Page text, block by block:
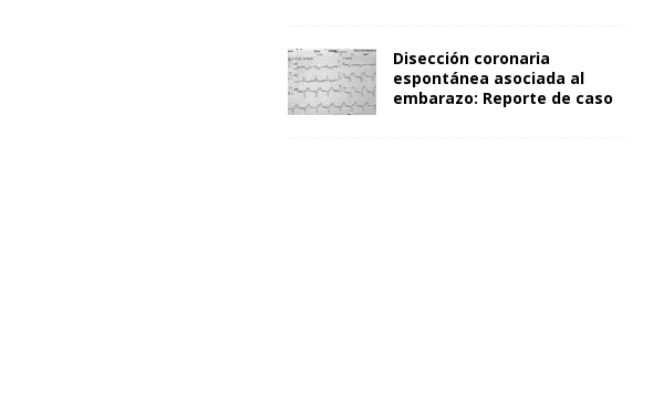
Disección coronaria
espontánea asociada al
embarazo: Reporte de caso